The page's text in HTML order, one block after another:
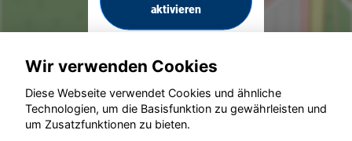
aktivieren
© konjunkturmotor.de GmbH 2020 - 2026
Wir verwenden Cookies
Diese Webseite verwendet Cookies und ähnliche
Technologien, um die Basisfunktion zu gewährleisten und
um Zusatzfunktionen zu bieten.